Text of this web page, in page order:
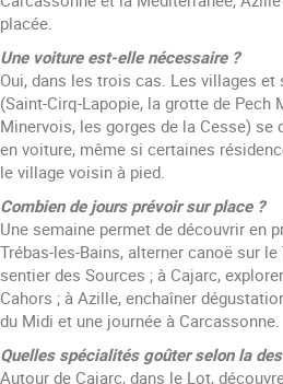
placée.
Une voiture est-elle nécessaire ?
Oui, dans les trois cas. Les villages
(Saint-Cirq-Lapopie, la grotte de Pech
Minervois, les gorges de la Cesse)
en voiture, même si certaines
le village voisin à pied.
Combien de jours prévoir sur place ?
Une semaine permet de découvrir en
Trébas-les-Bains, alterner canoë sur
sentier des Sources ; à Cajarc,
Cahors ; à Azille, enchaîner
du Midi et une journée à Carcassonne.
Quelles spécialités goûter selon la
Autour de Cajarc, dans le Lot,